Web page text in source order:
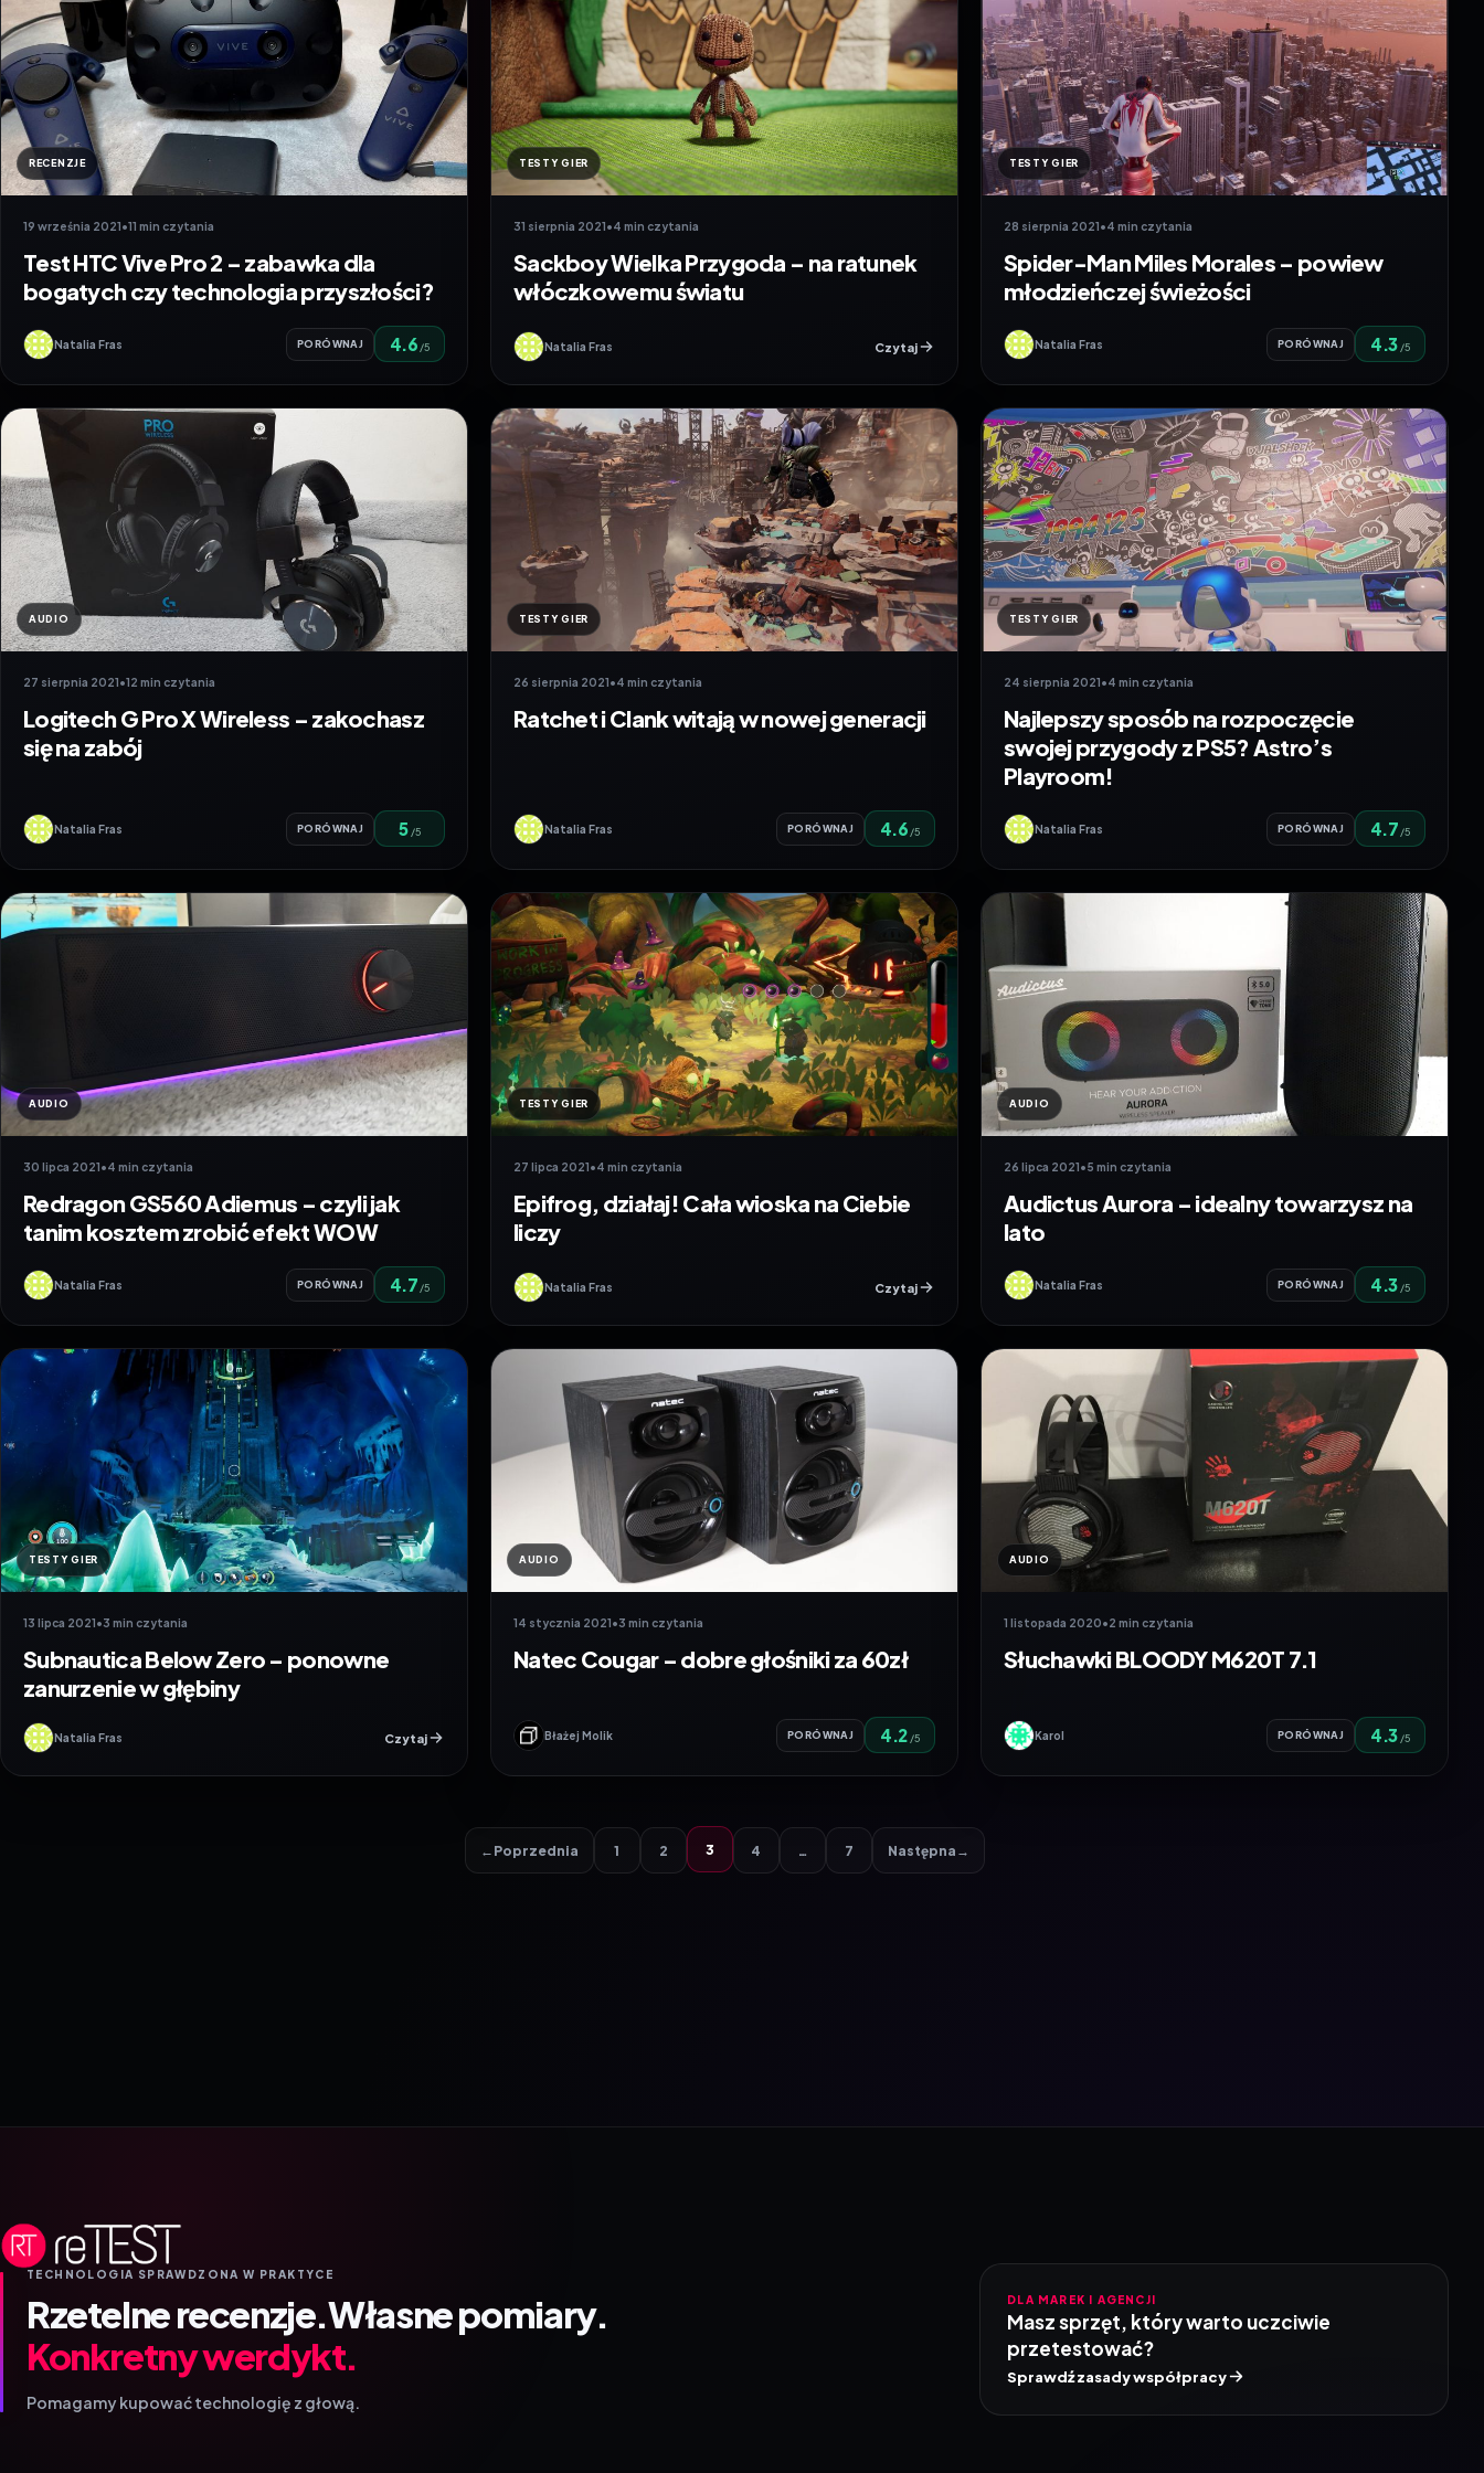
RECENZJE
19 września 2021•11 min czytania
Test HTC Vive Pro 2 – zabawka dla
bogatych czy technologia przyszłości?
Natalia Fras PORÓWNAJ 4.6 /5
TESTY GIER
31 sierpnia 2021•4 min czytania
Sackboy Wielka Przygoda – na ratunek
włóczkowemu światu
Natalia Fras Czytaj
TESTY GIER
28 sierpnia 2021•4 min czytania
Spider-Man Miles Morales – powiew
młodzieńczej świeżości
Natalia Fras PORÓWNAJ 4.3 /5
AUDIO
27 sierpnia 2021•12 min czytania
Logitech G Pro X Wireless – zakochasz
się na zabój
Natalia Fras PORÓWNAJ 5 /5
TESTY GIER
26 sierpnia 2021•4 min czytania
Ratchet i Clank witają w nowej generacji
Natalia Fras PORÓWNAJ 4.6 /5
TESTY GIER
24 sierpnia 2021•4 min czytania
Najlepszy sposób na rozpoczęcie
swojej przygody z PS5? Astro’s
Playroom!
Natalia Fras PORÓWNAJ 4.7 /5
AUDIO
30 lipca 2021•4 min czytania
Redragon GS560 Adiemus – czyli jak
tanim kosztem zrobić efekt WOW
Natalia Fras PORÓWNAJ 4.7 /5
TESTY GIER
27 lipca 2021•4 min czytania
Epifrog, działaj! Cała wioska na Ciebie
liczy
Natalia Fras Czytaj
AUDIO
26 lipca 2021•5 min czytania
Audictus Aurora – idealny towarzysz na
lato
Natalia Fras PORÓWNAJ 4.3 /5
TESTY GIER
13 lipca 2021•3 min czytania
Subnautica Below Zero – ponowne
zanurzenie w głębiny
Natalia Fras Czytaj
AUDIO
14 stycznia 2021•3 min czytania
Natec Cougar – dobre głośniki za 60zł
Błażej Molik PORÓWNAJ 4.2 /5
AUDIO
1 listopada 2020•2 min czytania
Słuchawki BLOODY M620T 7.1
Karol PORÓWNAJ 4.3 /5
← Poprzednia 1 2 3 4 … 7 Następna →
TECHNOLOGIA SPRAWDZONA W PRAKTYCE
Rzetelne recenzje.Własne pomiary.
Konkretny werdykt.
Pomagamy kupować technologię z głową.
DLA MAREK I AGENCJI
Masz sprzęt, który warto uczciwie
przetestować?
Sprawdź zasady współpracy